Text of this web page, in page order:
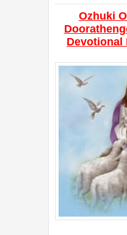
Ozhuki
Devotional